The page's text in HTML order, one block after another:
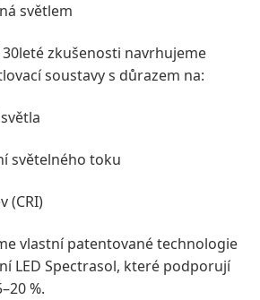
světlem
30leté zkušenosti navrhujeme
soustavy s důrazem na:
světelného toku
(CRI)
vlastní patentované technologie
LED Spectrasol, které podporují
%.